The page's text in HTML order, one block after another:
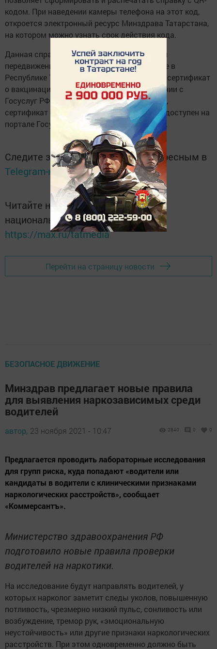
кодом. При наведении камеры телефона на этот код,
откроется электронный ресурс Минздрава Татарстана,
на котором можно узнать срок действия кода.
Данная справка может использоваться для
передвижения на общественном транспорте в
Республике Татарстан и не заменяет собой сертификат
о вакцинации либо перенесенном заболевании с
Госуслуг РФ. По приказу Минздрава России,
сертификат с QR-кодом о медотводе будет доступен на
портале Госуслуг РФ с 1 февраля 2022 года.
Следите за самым важным и интересным в
Telegram-каналеТатмедиа
Читайте новости Татарстана в
национальном мессенджере MАХ:
https://max.ru/tatmedia
Перейти на страницу новости
БЕЗОПАСНОЕ ДВИЖЕНИЕ
Минздрав предлагает новые правила
для выявления наркозависимых среди
водителей
автор, 23 ноября 2021 - 10:47 2840 0 0
Предлагается проводить лабораторные исследования
для групп риска, куда попадают «водители или
кандидаты в водители с клиническими признаками
наркологических расстройств», сообщает
«Коммерсантъ».
Министерство здравоохранения РФ
подготовило новые правила проверки
водителей на наркотики.
На исследование будут направлять водителей, у
которых нарколог заметит следы уколов, повышенную
потливость, чрезмерно низкий пульс, сонливость или
возбуждение, тремор рук, «эмоциональную
неустойчивость» или другие признаки наркологических
расстройств. При этом одновременно должно быть